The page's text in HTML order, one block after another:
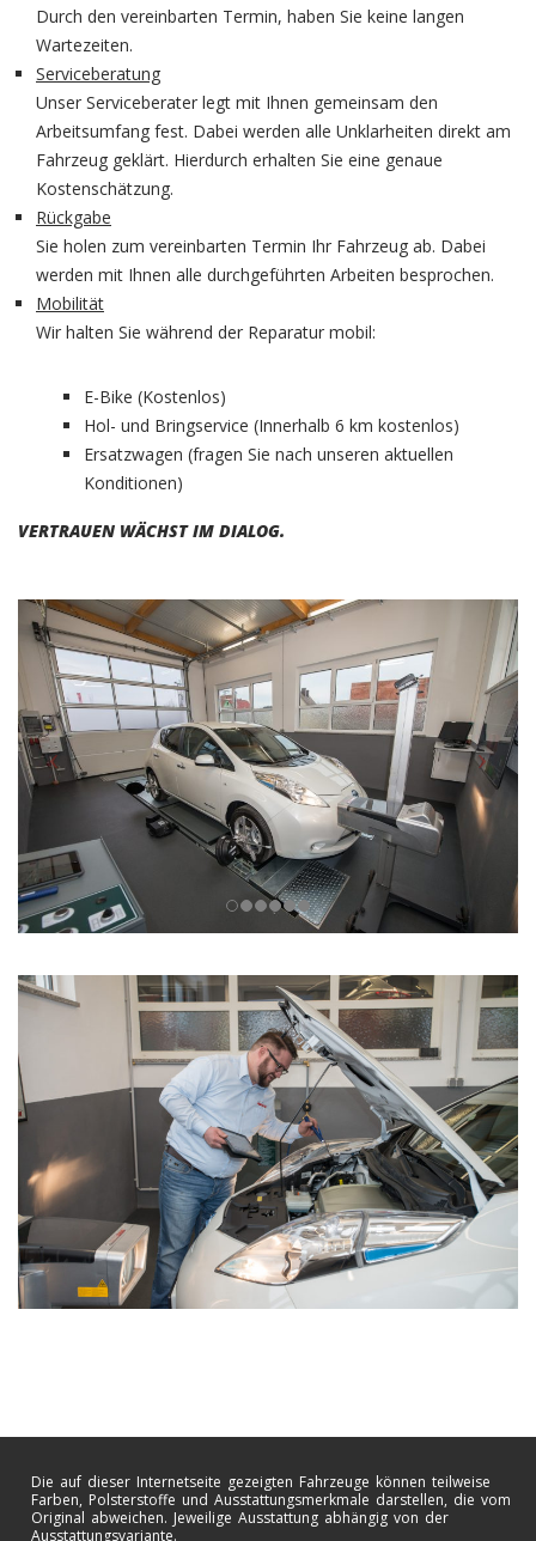
Durch den vereinbarten Termin, haben Sie keine langen
Wartezeiten.
Serviceberatung
Unser Serviceberater legt mit Ihnen gemeinsam den
Arbeitsumfang fest. Dabei werden alle Unklarheiten direkt am
Fahrzeug geklärt. Hierdurch erhalten Sie eine genaue
Kostenschätzung.
Rückgabe
Sie holen zum vereinbarten Termin Ihr Fahrzeug ab. Dabei
werden mit Ihnen alle durchgeführten Arbeiten besprochen.
Mobilität
Wir halten Sie während der Reparatur mobil:
E-Bike (Kostenlos)
Hol- und Bringservice (Innerhalb 6 km kostenlos)
Ersatzwagen (fragen Sie nach unseren aktuellen
Konditionen)
VERTRAUEN WÄCHST IM DIALOG.
Die auf dieser Internetseite gezeigten Fahrzeuge können teilweise
Farben, Polsterstoffe und Ausstattungsmerkmale darstellen, die vom
Original abweichen. Jeweilige Ausstattung abhängig von der
Ausstattungsvariante.